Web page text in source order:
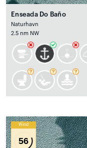
Enseada Do Baño
Naturhavn
2.5 nm NW
Wind
56